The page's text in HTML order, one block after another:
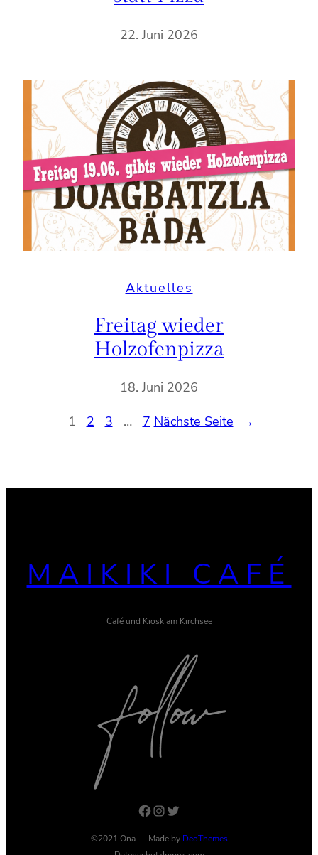
22. Juni 2026
Aktuelles
Freitag wieder
Holzofenpizza
18. Juni 2026
1
2 3 … 7 Nächste Seite →
MAIKIKI CAFÉ
Café und Kiosk am Kirchsee
Facebook Instagram Twitter
©2021 Ona — Made by DeoThemes